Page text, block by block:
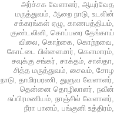
அர்ச்சக வேளாளர், ஆயுர்வேத
மருத்துவம், ஆறை நாடு, உடலின்
சக்கரங்கள் ஏழு, காணபத்தியம்,
குண்டலினி, கொப்பரை தேங்காய்
விலை, கொற்கை, கொற்றவை,
கோட்டை பிள்ளைமார், கௌமாரம்,
சவுக்கு சங்கர், சாக்தம், சாஸ்தா,
சித்த மருத்துவம், சைவம், சோழ
நாடு, தாமிரபரணி, துளுவ வேளாளர்,
தென்னை தொழிலாளர், நவீன்
சுப்பிரமணியம், நாஞ்சில் வேளாளர்,
நீரா பானம், பங்குனி உத்திரம்,